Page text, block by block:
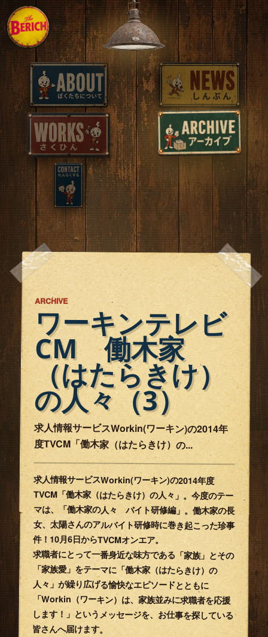
ARCHIVE
ワーキンテレビ
CM 働木家
（はたらきけ）
の人々（3）
求人情報サービスWorkin(ワーキン)の2014年
度TVCM「働木家（はたらき­け）の...
求人情報サービスWorkin(ワーキン)の2014年度
TVCM「働木家（はたらき­け）の人々」。今度のテー
マは、「働木家の人々 バイト研修編」。働木家の長
女、太陽さんのアルバイト研修時に巻き起こった珍事
件！1­0月6日からTVCMオンエア。
求職者にとって一番身近な味方である「家族」とその
「家族愛」をテーマに「働木家（は­たらきけ）の
人々」が繰り広げる愉快なエピソードとともに
「Workin（ワーキン）­は、家族並みに求職者を応援
します！」というメッセージを、お仕事を探している
皆さん­へ届けます。